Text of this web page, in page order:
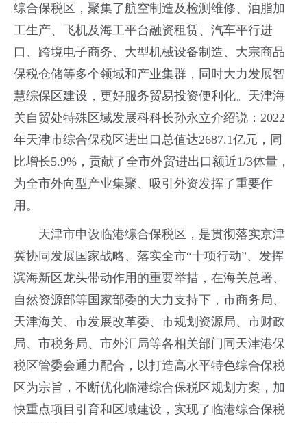
综合保税区，聚集了航空制造及检测维修、油脂加
工生产、飞机及海工平台融资租赁、汽车平行进
口、跨境电子商务、大型机械设备制造、大宗商品
保税仓储等多个领域和产业集群，同时大力发展智
慧综保区建设，更好服务贸易投资便利化。天津海
关自贸处特殊区域发展科科长孙永立介绍说：2022
年天津市综合保税区进出口总值达2687.1亿元，同
比增长5.9%，贡献了全市外贸进出口额近1/3体量，
为全市外向型产业集聚、吸引外资发挥了重要作
用。
天津市申设临港综合保税区，是贯彻落实京津
冀协同发展国家战略、落实全市“十项行动”、发挥
滨海新区龙头带动作用的重要举措，在海关总署、
自然资源部等国家部委的大力支持下，市商务局、
天津海关、市发展改革委、市规划资源局、市财政
局、市税务局、市外汇局等各相关部门同天津港保
税区管委会通力配合，以打造高水平特色综合保税
区为宗旨，不断优化临港综合保税区规划方案，加
快重点项目引育和区域建设，实现了临港综合保税